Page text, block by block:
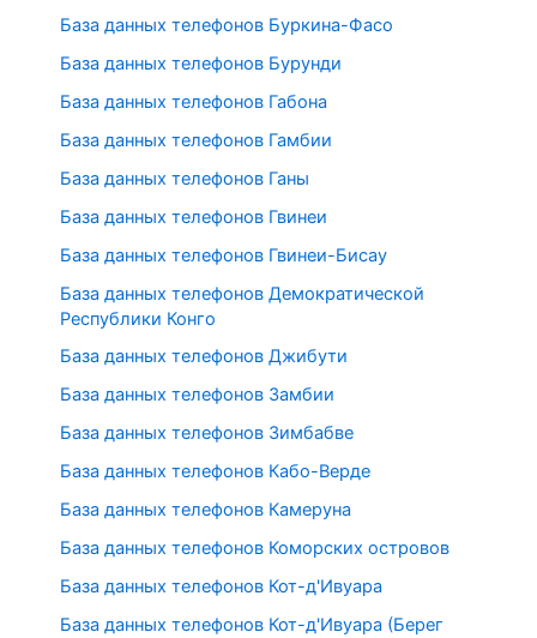
База данных телефонов Буркина-Фасо
База данных телефонов Бурунди
База данных телефонов Габона
База данных телефонов Гамбии
База данных телефонов Ганы
База данных телефонов Гвинеи
База данных телефонов Гвинеи-Бисау
База данных телефонов Демократической
Республики Конго
База данных телефонов Джибути
База данных телефонов Замбии
База данных телефонов Зимбабве
База данных телефонов Кабо-Верде
База данных телефонов Камеруна
База данных телефонов Коморских островов
База данных телефонов Кот-д'Ивуара
База данных телефонов Кот-д'Ивуара (Берег